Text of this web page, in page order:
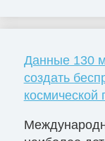
Данные 130
создать